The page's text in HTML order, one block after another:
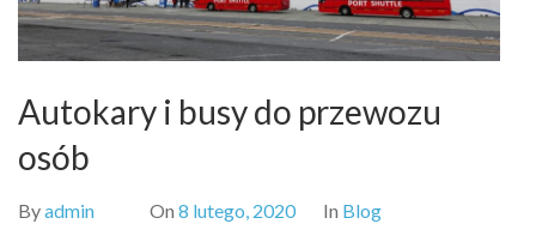
Autokary i busy do przewozu
osób
Byadmin On 8 lutego, 2020 In Blog